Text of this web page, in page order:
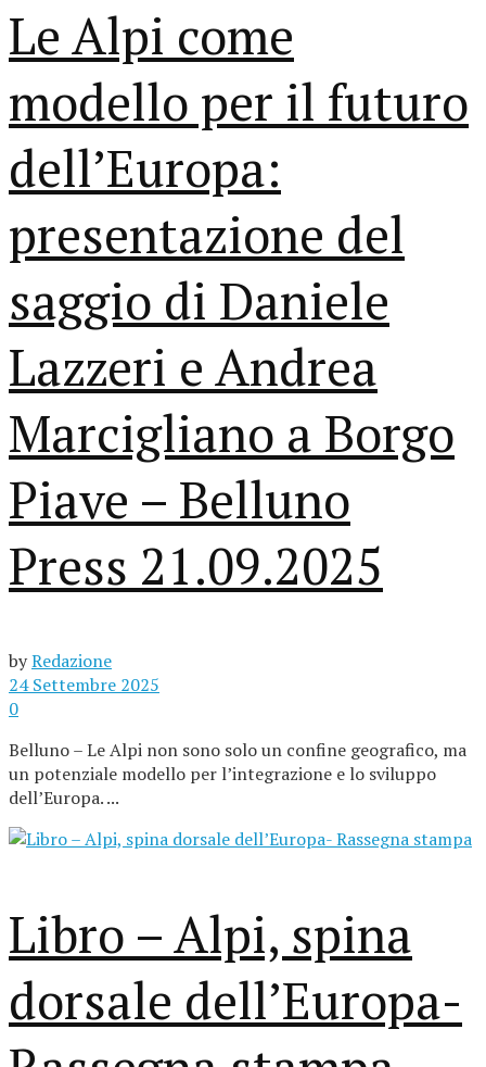
Le Alpi come
modello per il futuro
dell’Europa:
presentazione del
saggio di Daniele
Lazzeri e Andrea
Marcigliano a Borgo
Piave – Belluno
Press 21.09.2025
byRedazione
24 Settembre 2025
0
Belluno – Le Alpi non sono solo un confine geografico, ma
un potenziale modello per l’integrazione e lo sviluppo
dell’Europa. ...
Libro – Alpi, spina
dorsale dell’Europa-